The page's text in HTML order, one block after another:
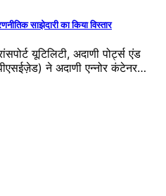
साझेदारी का किया विस्तार
यूटिलिटी, अदाणी पोर्ट्स एंड
ने अदाणी एन्नोर कंटेनर…